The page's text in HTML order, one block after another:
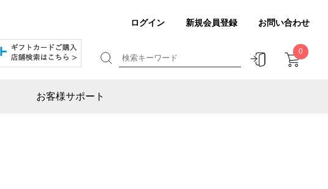
ログイン 新規会員登録 お問い合わせ
0
お客様サポート